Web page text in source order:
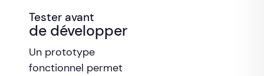
Tester avant
de développer
Un prototype
fonctionnel permet